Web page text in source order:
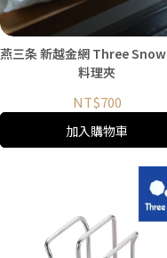
燕三条 新越金網 Three Snow 職人
料理夾
NT$700
加入購物車